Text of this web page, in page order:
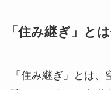
「住み継ぎ」と
「住み継ぎ」とは